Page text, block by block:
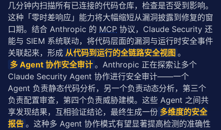
几分钟内扫描所有已连接的代码仓库，检查是否受到影响。
这种「零时差响应」能力将大幅缩短从漏洞披露到修复的窗
口期。结合 Anthropic 的 MCP 协议，Claude Security 还
能与 SIEM 系统联动，将代码层面的漏洞与运行时安全事件
关联起来，形成 从代码到运行的全链路安全视图 。
多 Agent 协作安全审计 。Anthropic 正在探索让多个
Claude Security Agent 协作进行安全审计——一个
Agent 负责静态代码分析，另一个负责动态分析，第三个
负责配置审查，第四个负责威胁建模。这些 Agent 之间共
享发现结果，互相验证结论，最终生成一份 多维度的安全
报告 。这种多 Agent 协作模式有望显著提高检测的准确性